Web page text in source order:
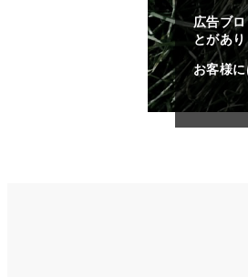
広告ブ
とがあり
お客様